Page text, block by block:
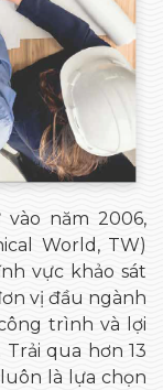
năm 2006,
World, TW)
vực khảo sát
vị đầu ngành
trình và lợi
qua hơn 13
là lựa chọn